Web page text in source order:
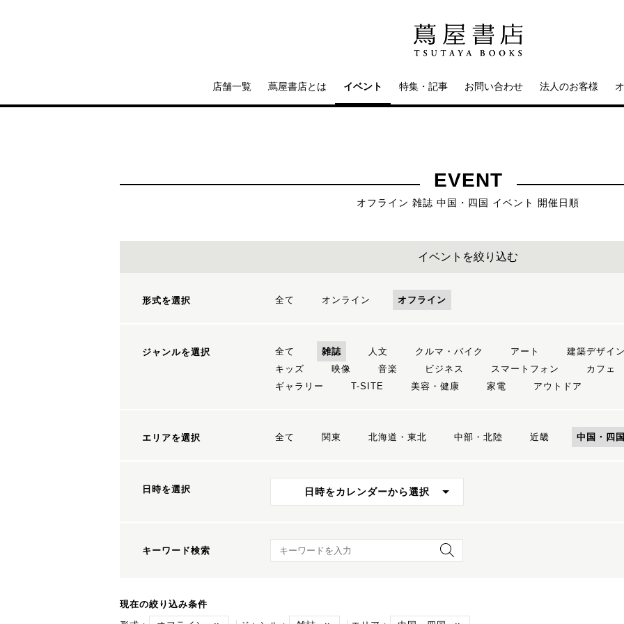
店舗一覧 蔦屋書店とは イベント 特集・記事 お問い合わせ 法人のお客様
EVENT
オフライン 雑誌 中国・四国 イベント 開催日順
イベントを絞り込む
形式を選択 全て オンライン オフライン
ジャンルを選択 全て 雑誌 人文 クルマ・バイク アート 建築デザイン
キッズ
映像 音楽 ビジネス スマートフォン カフェ
ギャラリー
T-SITE 美容・健康 家電 アウトドア
エリアを選択 全て 関東 北海道・東北 中部・北陸 近畿 中国・四国
日時を選択 日時をカレンダーから選択
キーワード検索 キーワード検索
現在の絞り込み条件